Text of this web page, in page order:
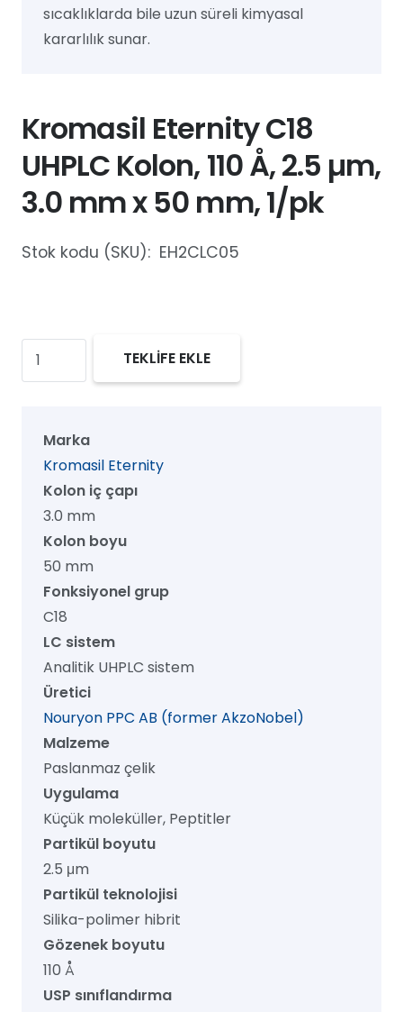
sıcaklıklarda bile uzun süreli kimyasal
kararlılık sunar.
Kromasil Eternity C18
UHPLC Kolon, 110 Å, 2.5 µm,
3.0 mm x 50 mm, 1/pk
Stok kodu (SKU): EH2CLC05
Kromasil
Eternity
Kolon,
µm,
mm
mm,
1/pk
adet
TEKLİFE EKLE
Marka
Kromasil Eternity
Kolon iç çapı
3.0 mm
Kolon boyu
50 mm
Fonksiyonel grup
C18
LC sistem
Analitik UHPLC sistem
Üretici
Nouryon PPC AB (former AkzoNobel)
Malzeme
Paslanmaz çelik
Uygulama
Küçük moleküller, Peptitler
Partikül boyutu
2.5 μm
Partikül teknolojisi
Silika-polimer hibrit
Gözenek boyutu
110 Å
USP sınıflandırma